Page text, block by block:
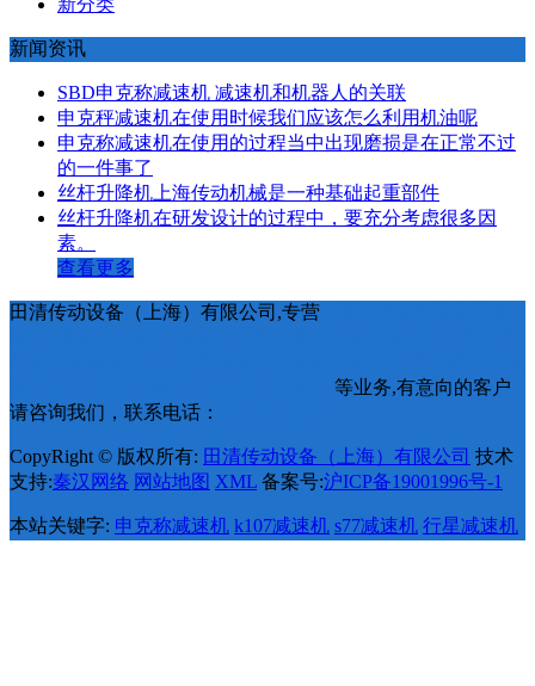
新闻资讯
SBD申克称减速机 减速机和机器人的关联
申克秤减速机在使用时候我们应该怎么利用机油呢
申克称减速机在使用的过程当中出现磨损是在正常不过
的一件事了
丝杆升降机上海传动机械是一种基础起重部件
丝杆升降机在研发设计的过程中，要充分考虑很多因
素。
查看更多
田清传动设备（上海）有限公司,专营
等业务,有意向的客户
请咨询我们，联系电话：
CopyRight © 版权所有: 田清传动设备（上海）有限公司 技术
支持:秦汉网络 网站地图 XML 备案号:沪ICP备19001996号-1
本站关键字: 申克称减速机 k107减速机 s77减速机 行星减速机